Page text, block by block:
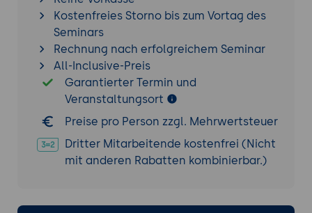
oder Diagramme für spezielle
Anwendungsfälle.
Suche und Wissensfindung: Intelligente
Suchfunktionen, semantische
Verknüpfungen und Tagging-Systeme für
effiziente Informationsrecherche.
Export und Publikation: Generierung von
PDFs, Büchern und anderen
Ausgabeformaten aus Wiki-Inhalten.
regelmäßige Datensicherung und
Kostenfreies Storno bis zum Vortag des
Seminars
Rechnung nach erfolgreichem Seminar
All-Inclusive-Preis
Garantierter Termin und
Veranstaltungsort
Preise pro Person zzgl. Mehrwertsteuer
Dritter Mitarbeitende kostenfrei (Nicht
mit anderen Rabatten kombinierbar.)